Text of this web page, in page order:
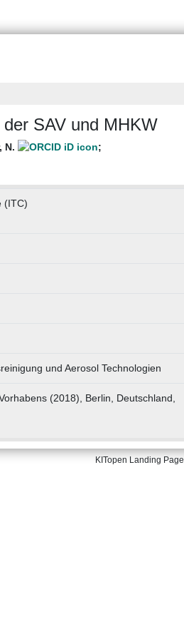
SAV und MHKW
N.
;
(ITC)
und Aerosol Technologien
(2018), Berlin, Deutschland,
KITopen Landing Page